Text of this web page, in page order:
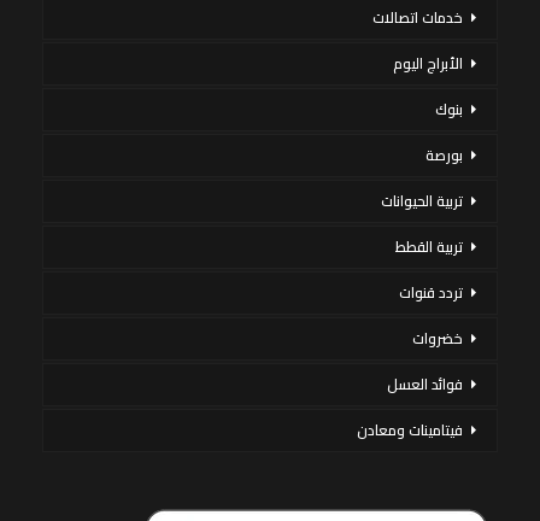
خدمات اتصالات
الأبراج اليوم
بنوك
بورصة
تربية الحيوانات
تربية القطط
تردد قنوات
خضروات
فوائد العسل
فيتامينات ومعادن